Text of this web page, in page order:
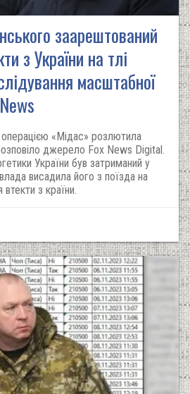
заарештований
з України на тлі
масштабної
«Мідас» розлютила
джерело Fox News Digital.
України був затриманий у
висадила його з поїзда на
втекти з країни.